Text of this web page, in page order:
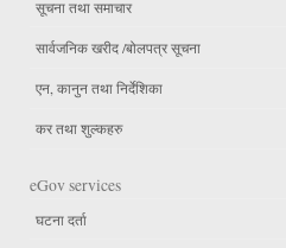
सूचना तथा समाचार
सार्वजनिक खरीद /बोलपत्र सूचना
एन, कानुन तथा निर्देशिका
कर तथा शुल्कहरु
eGov services
घटना दर्ता